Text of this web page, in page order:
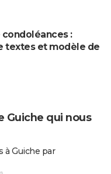
:
textes et modèle de
Guiche qui nous
à Guiche par